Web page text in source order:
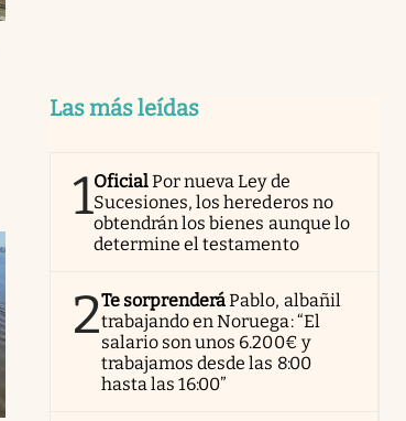
Las más leídas
1OficialPor nueva Ley de
Sucesiones, los herederos no
obtendrán los bienes aunque lo
determine el testamento
2Te sorprenderáPablo, albañil
trabajando en Noruega: “El
salario son unos 6.200€ y
trabajamos desde las 8:00
hasta las 16:00”